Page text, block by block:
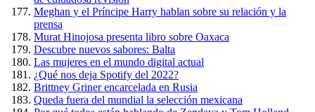
Meghan y el Príncipe Harry hablan sobre su relación y la
prensa
Murat Hinojosa presenta libro sobre Oaxaca
Descubre nuevos sabores: Balta
Las mujeres en el mundo digital actual
¿Qué nos deja Spotify del 2022?
Brittney Griner encarcelada en Rusia
Queda fuera del mundial la selección mexicana